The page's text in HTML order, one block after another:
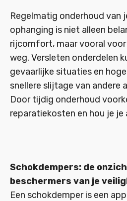
Regelmatig onderhoud van
ophanging is niet alleen
rijcomfort, maar vooral
weg. Versleten onderdelen
gevaarlijke situaties en
snellere slijtage van andere
Door tijdig onderhoud
reparatiekosten en hou je
Schokdempers: de
beschermers van je
Een schokdemper is een